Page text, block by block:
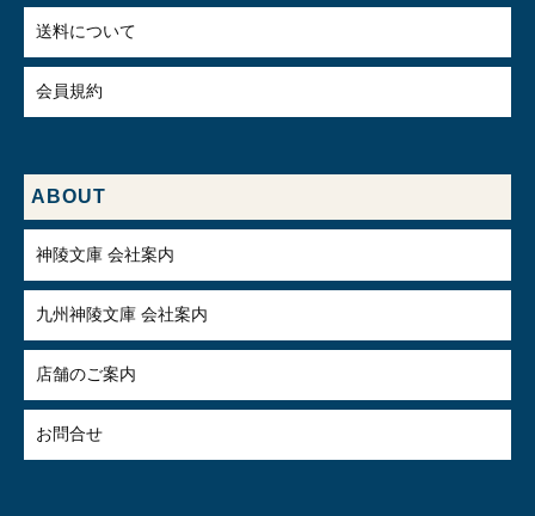
送料について
会員規約
ABOUT
神陵文庫 会社案内
九州神陵文庫 会社案内
店舗のご案内
お問合せ